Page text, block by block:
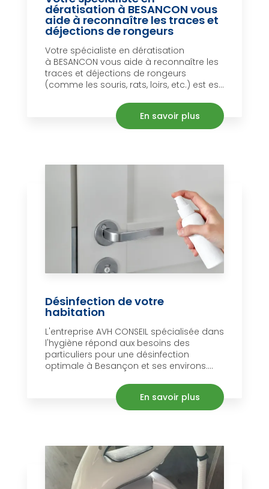
dératisation à BESANCON vous
aide à reconnaître les traces et
déjections de rongeurs
Votre spécialiste en dératisation
à BESANCON vous aide à reconnaître les
traces et déjections de rongeurs
(comme les souris, rats, loirs, etc.) est es...
En savoir plus
Désinfection de votre
habitation
L'entreprise AVH CONSEIL spécialisée dans
l'hygiène répond aux besoins des
particuliers pour une désinfection
optimale à Besançon et ses environs....
En savoir plus